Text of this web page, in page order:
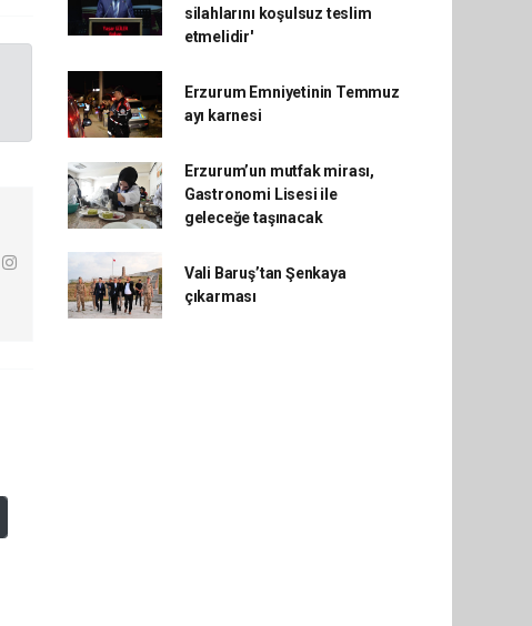
silahlarını koşulsuz teslim
etmelidir'
Erzurum Emniyetinin Temmuz
ayı karnesi
Erzurum’un mutfak mirası,
Gastronomi Lisesi ile
geleceğe taşınacak
Vali Baruş’tan Şenkaya
çıkarması